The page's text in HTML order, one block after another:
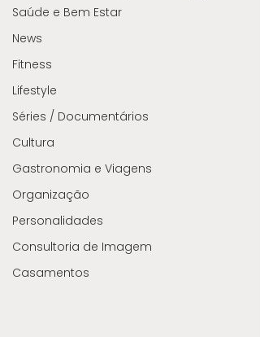
Saúde e Bem Estar
News
Fitness
Lifestyle
Séries / Documentários
Cultura
Gastronomia e Viagens
Organização
Personalidades
Consultoria de Imagem
Casamentos